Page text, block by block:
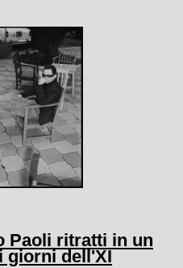
Paoli ritratti in un
giorni dell'XI